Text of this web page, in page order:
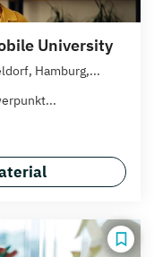
University
Hamburg,...